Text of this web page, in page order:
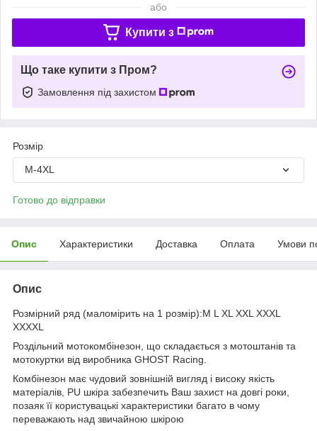
або
Купити з
Що таке купити з Пром?
Замовлення під захистом
Розмір
M-4XL
Готово до відправки
Опис Характеристики Доставка Оплата Умови
Опис
Розмірний ряд (маломірить на 1 розмір):M L XL XXL XXXL
XXXXL
Роздільний мотокомбінезон, що складається з мотоштанів та
мотокуртки від виробника GHOST Racing.
Комбінезон має чудовий зовнішній вигляд і високу якість
матеріалів, PU шкіра забезпечить Ваш захист на довгі роки,
позаяк її користувацькі характеристики багато в чому
переважають над звичайною шкірою